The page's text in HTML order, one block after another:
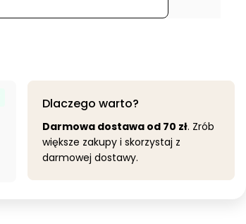
Dlaczego warto?
Darmowa dostawa od 70 zł. Zrób
większe zakupy i skorzystaj z
darmowej dostawy.